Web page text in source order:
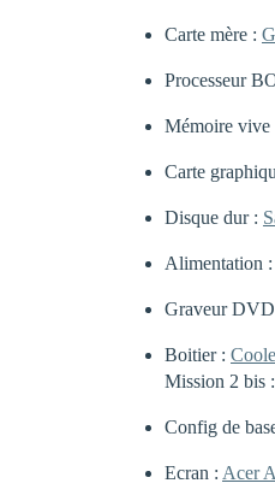
Carte mère :
Processeur
Mémoire vive
Carte
Disque dur :
Alimentation :
Graveur
Boitier :
Mission 2 bis :
Config de
Ecran : Acer